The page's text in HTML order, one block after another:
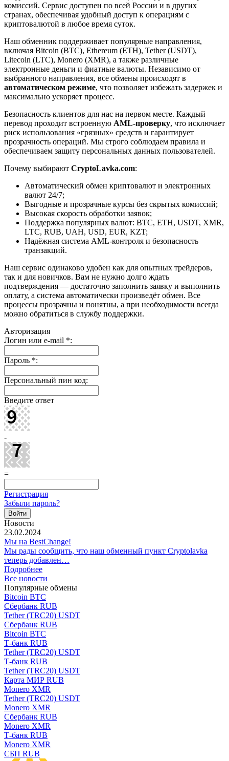
комиссий. Сервис доступен по всей России и в других
странах, обеспечивая удобный доступ к операциям с
криптовалютой в любое время суток.
Наш обменник поддерживает популярные направления,
включая Bitcoin (BTC), Ethereum (ETH), Tether (USDT),
Litecoin (LTC), Monero (XMR), а также различные
электронные деньги и фиатные валюты. Независимо от
выбранного направления, все обмены происходят в
автоматическом режиме, что позволяет избежать задержек и
максимально ускоряет процесс.
Безопасность клиентов для нас на первом месте. Каждый
перевод проходит встроенную AML-проверку, что исключает
риск использования «грязных» средств и гарантирует
прозрачность операций. Мы строго соблюдаем правила и
обеспечиваем защиту персональных данных пользователей.
Почему выбирают CryptoLavka.com:
Автоматический обмен криптовалют и электронных
валют 24/7;
Выгодные и прозрачные курсы без скрытых комиссий;
Высокая скорость обработки заявок;
Поддержка популярных валют: BTC, ETH, USDT, XMR,
LTC, RUB, UAH, USD, EUR, KZT;
Надёжная система AML-контроля и безопасность
транзакций.
Наш сервис одинаково удобен как для опытных трейдеров,
так и для новичков. Вам не нужно долго ждать
подтверждения — достаточно заполнить заявку и выполнить
оплату, а система автоматически произведёт обмен. Все
процессы прозрачны и понятны, а при необходимости всегда
можно обратиться в службу поддержки.
Авторизация
Логин или e-mail *:
Пароль *:
Персональный пин код:
Введите ответ
-
=
Регистрация
Забыли пароль?
Новости
23.02.2024
Мы на BestChange!
Мы рады сообщить, что наш обменный пункт Cryptolavka
теперь добавлен…
Подробнее
Все новости
Популярные обмены
Bitcoin BTC
Сбербанк RUB
Tether (TRC20) USDT
Сбербанк RUB
Bitcoin BTC
Т-банк RUB
Tether (TRC20) USDT
Т-банк RUB
Tether (TRC20) USDT
Карта МИР RUB
Monero XMR
Tether (TRC20) USDT
Monero XMR
Сбербанк RUB
Monero XMR
Т-банк RUB
Monero XMR
СБП RUB